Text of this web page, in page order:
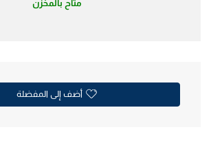
متاح بالمخزن
أضف إلى المفضلة